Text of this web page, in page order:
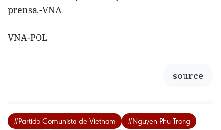
prensa.-VNA
VNA-POL
source
#Partido Comunista de Vietnam
#Nguyen Phu Trong